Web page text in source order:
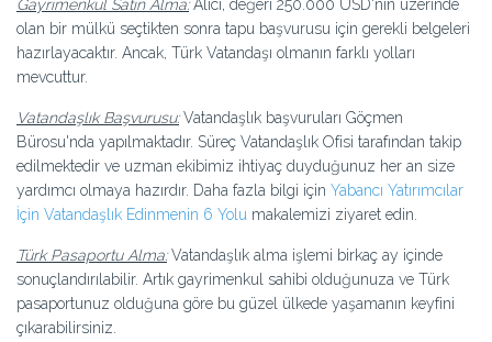
Gayrimenkul Satın Alma:Alıcı, değeri 250.000 USD'nin üzerinde
olan bir mülkü seçtikten sonra tapu başvurusu için gerekli belgeleri
hazırlayacaktır. Ancak, Türk Vatandaşı olmanın farklı yolları
mevcuttur.
Vatandaşlık Başvurusu:Vatandaşlık başvuruları Göçmen
Bürosu'nda yapılmaktadır. Süreç Vatandaşlık Ofisi tarafından takip
edilmektedir ve uzman ekibimiz ihtiyaç duyduğunuz her an size
yardımcı olmaya hazırdır. Daha fazla bilgi için Yabancı Yatırımcılar
İçin Vatandaşlık Edinmenin 6 Yolu makalemizi ziyaret edin.
Türk Pasaportu Alma:Vatandaşlık alma işlemi birkaç ay içinde
sonuçlandırılabilir. Artık gayrimenkul sahibi olduğunuza ve Türk
pasaportunuz olduğuna göre bu güzel ülkede yaşamanın keyfini
çıkarabilirsiniz.